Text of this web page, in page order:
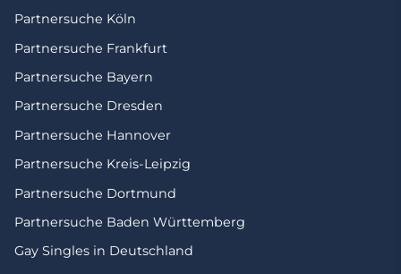
Partnersuche Köln
Partnersuche Frankfurt
Partnersuche Bayern
Partnersuche Dresden
Partnersuche Hannover
Partnersuche Kreis-Leipzig
Partnersuche Dortmund
Partnersuche Baden Württemberg
Gay Singles in Deutschland